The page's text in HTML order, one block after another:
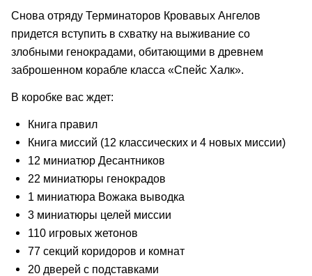
Снова отряду Терминаторов Кровавых Ангелов
придется вступить в схватку на выживание со
злобными генокрадами, обитающими в древнем
заброшенном корабле класса «Спейс Халк».
В коробке вас ждет:
Книга правил
Книга миссий (12 классических и 4 новых миссии)
12 миниатюр Десантников
22 миниатюры генокрадов
1 миниатюра Вожака выводка
3 миниатюры целей миссии
110 игровых жетонов
77 секций коридоров и комнат
20 дверей с подставками